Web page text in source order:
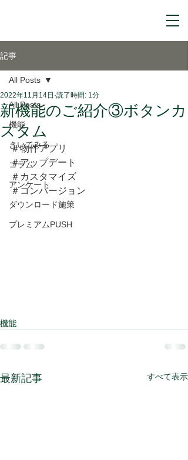
記事
All Posts
機能
きいてみる
コラム
アンケート
ダウンロード施策
プレミアムPUSH
All Posts
新機能のご紹介③ボタンカ
スタム
2022年11月14日 読了時間: 1分
＃物件アプリ
＃アップデート
＃カスタマイズ
＃コンバージョン
機能
最新記事 すべて表示